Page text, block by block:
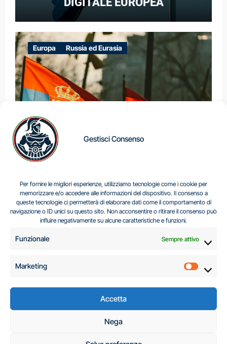
Gestisci Consenso
Per fornire le migliori esperienze, utilizziamo tecnologie come i cookie per
memorizzare e/o accedere alle informazioni del dispositivo. Il consenso a
queste tecnologie ci permetterà di elaborare dati come il comportamento di
navigazione o ID unici su questo sito. Non acconsentire o ritirare il consenso può
influire negativamente su alcune caratteristiche e funzioni.
Funzionale Sempre attivo
Marketing
Accetta
Nega
Europa Russia ed Eurasia
Centro Analisi e Studi Italus © Tutti i diritti riservati
C.A.S.I. – Centro
Analisi e Studi Italus